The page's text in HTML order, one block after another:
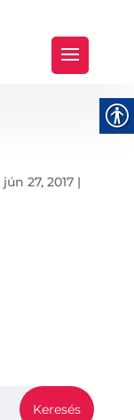
jún 27, 2017|